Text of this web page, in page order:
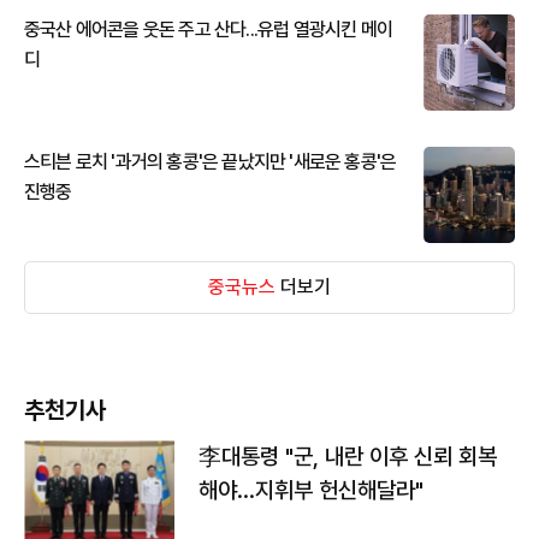
중국산 에어콘을 웃돈 주고 산다...유럽 열광시킨 메이
디
스티븐 로치 '과거의 홍콩'은 끝났지만 '새로운 홍콩'은
진행중
중국뉴스 더보기
추천기사
李대통령 "군, 내란 이후 신뢰 회복
해야…지휘부 헌신해달라"